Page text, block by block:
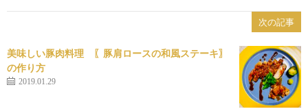
次の記事
美味しい豚肉料理 〖豚肩ロースの和風ステーキ〗
の作り方
2019.01.29